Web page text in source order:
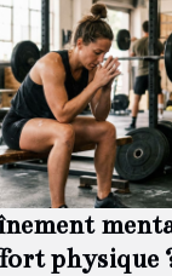
physique